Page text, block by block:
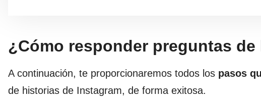
¿Cómo responder preguntas
A continuación, te proporcionaremos todos los pasos
de historias de Instagram, de forma exitosa.